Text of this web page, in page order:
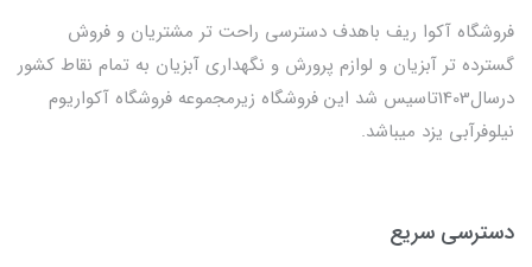
فروشگاه آکوا ریف باهدف دسترسی راحت تر مشتریان و فروش
گسترده تر آبزیان و لوازم پرورش و نگهداری آبزیان به تمام نقاط کشور
درسال1403تاسیس شد این فروشگاه زیرمجموعه فروشگاه آکواریوم
نیلوفرآبی یزد میباشد.
دسترسی سریع